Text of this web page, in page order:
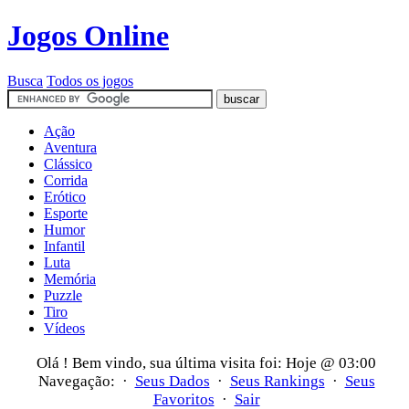
Jogos Online
Busca Todos os jogos
Ação
Aventura
Clássico
Corrida
Erótico
Esporte
Humor
Infantil
Luta
Memória
Puzzle
Tiro
Vídeos
Olá ! Bem vindo, sua última visita foi: Hoje @ 03:00
Navegação: · Seus Dados · Seus Rankings · Seus
Favoritos · Sair